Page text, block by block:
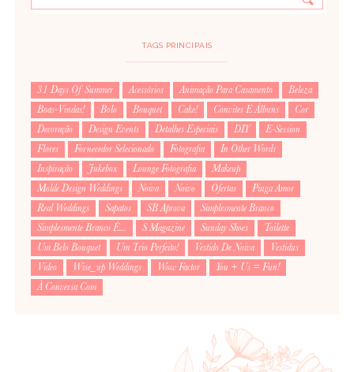
TAGS PRINCIPAIS
31 Days Of Summer Acessórios Animação Para Casamento
Beleza
Boas-Vindas!
Bolo Bouquet Cake! Convites E Álbuns
Cor
Decoração
Design Events Detalhes Especiais DIY
E-Session
Flores
Fornecedor Selecionado Fotografia
In Other Words
Inspiração
Jukebox Lounge Fotografia
Makeup
Molde Design Weddings
Noiva Noivo Ofertas
Pinga Amor
Real Weddings
Sapatos SB Aprova
Simplesmente Branco
Simplesmente Branco É...
S Magazine Sunday Shoes
Toilette
Um Belo Bouquet
Um Trio Perfeito! Vestido De Noiva
Vestidus
Video
Wise_up Weddings Wow Factor
You + Us = Fun!
À Conversa Com